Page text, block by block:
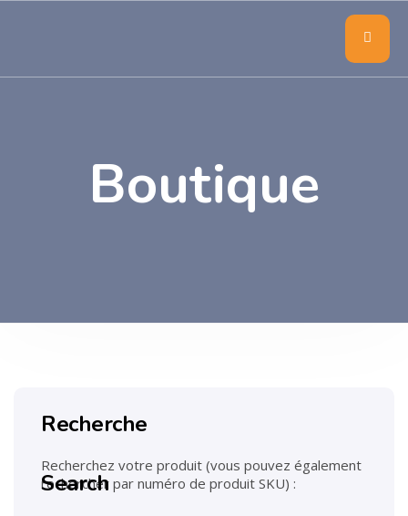
Boutique
Recherche
Recherchez votre produit (vous pouvez également
rechercher par numéro de produit SKU) :
Search